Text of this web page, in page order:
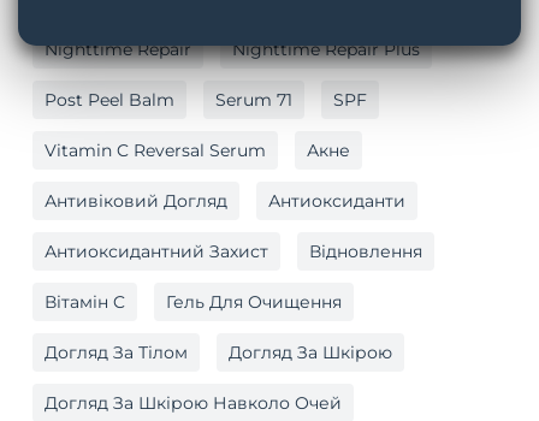
Nighttime Repair Nighttime Repair Plus
Post Peel Balm Serum 71 SPF
Vitamin C Reversal Serum Акне
Антивіковий Догляд Антиоксиданти
Антиоксидантний Захист Відновлення
Вітамін C Гель Для Очищення
Догляд За Тілом Догляд За Шкірою
Догляд За Шкірою Навколо Очей